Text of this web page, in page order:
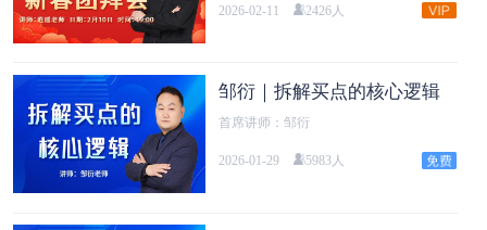
2026-02-11 2426人
邹衍｜拆解买点的核心逻辑
首席讲师：邹衍
2026-01-29 5983人